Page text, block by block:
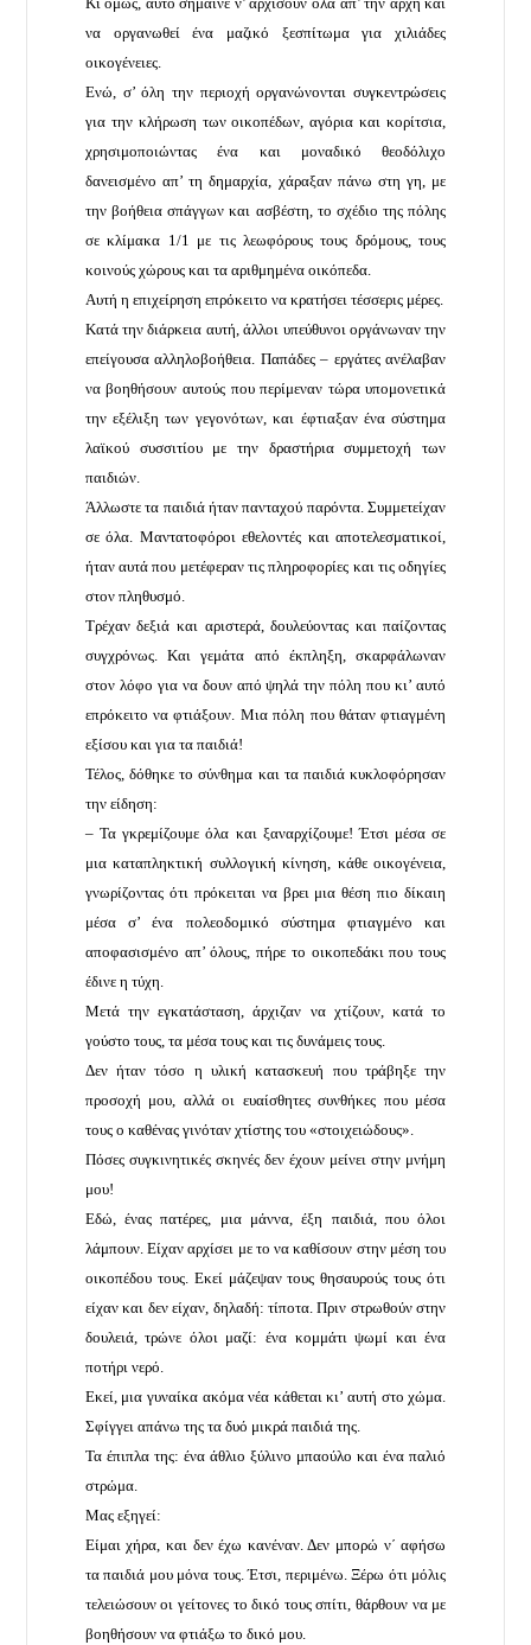
Κι όμως, αυτό σήμαινε ν’ αρχίσουν όλα απ’ την αρχή και
να οργανωθεί ένα μαζικό ξεσπίτωμα για χιλιάδες
οικογένειες.
Ενώ, σ’ όλη την περιοχή οργανώνονται συγκεντρώσεις
για την κλήρωση των οικοπέδων, αγόρια και κορίτσια,
χρησιμοποιώντας ένα και μοναδικό θεοδόλιχο
δανεισμένο απ’ τη δημαρχία, χάραξαν πάνω στη γη, με
την βοήθεια σπάγγων και ασβέστη, το σχέδιο της πόλης
σε κλίμακα 1/1 με τις λεωφόρους τους δρόμους, τους
κοινούς χώρους και τα αριθμημένα οικόπεδα.
Αυτή η επιχείρηση επρόκειτο να κρατήσει τέσσερις μέρες.
Κατά την διάρκεια αυτή, άλλοι υπεύθυνοι οργάνωναν την
επείγουσα αλληλοβοήθεια. Παπάδες – εργάτες ανέλαβαν
να βοηθήσουν αυτούς που περίμεναν τώρα υπομονετικά
την εξέλιξη των γεγονότων, και έφτιαξαν ένα σύστημα
λαϊκού συσσιτίου με την δραστήρια συμμετοχή των
παιδιών.
Άλλωστε τα παιδιά ήταν πανταχού παρόντα. Συμμετείχαν
σε όλα. Μαντατοφόροι εθελοντές και αποτελεσματικοί,
ήταν αυτά που μετέφεραν τις πληροφορίες και τις οδηγίες
στον πληθυσμό.
Τρέχαν δεξιά και αριστερά, δουλεύοντας και παίζοντας
συγχρόνως. Και γεμάτα από έκπληξη, σκαρφάλωναν
στον λόφο για να δουν από ψηλά την πόλη που κι’ αυτό
επρόκειτο να φτιάξουν. Μια πόλη που θάταν φτιαγμένη
εξίσου και για τα παιδιά!
Τέλος, δόθηκε το σύνθημα και τα παιδιά κυκλοφόρησαν
την είδηση:
– Τα γκρεμίζουμε όλα και ξαναρχίζουμε! Έτσι μέσα σε
μια καταπληκτική συλλογική κίνηση, κάθε οικογένεια,
γνωρίζοντας ότι πρόκειται να βρει μια θέση πιο δίκαιη
μέσα σ’ ένα πολεοδομικό σύστημα φτιαγμένο και
αποφασισμένο απ’ όλους, πήρε το οικοπεδάκι που τους
έδινε η τύχη.
Μετά την εγκατάσταση, άρχιζαν να χτίζουν, κατά το
γούστο τους, τα μέσα τους και τις δυνάμεις τους.
Δεν ήταν τόσο η υλική κατασκευή που τράβηξε την
προσοχή μου, αλλά οι ευαίσθητες συνθήκες που μέσα
τους ο καθένας γινόταν χτίστης του «στοιχειώδους».
Πόσες συγκινητικές σκηνές δεν έχουν μείνει στην μνήμη
μου!
Εδώ, ένας πατέρες, μια μάννα, έξη παιδιά, που όλοι
λάμπουν. Είχαν αρχίσει με το να καθίσουν στην μέση του
οικοπέδου τους. Εκεί μάζεψαν τους θησαυρούς τους ότι
είχαν και δεν είχαν, δηλαδή: τίποτα. Πριν στρωθούν στην
δουλειά, τρώνε όλοι μαζί: ένα κομμάτι ψωμί και ένα
ποτήρι νερό.
Εκεί, μια γυναίκα ακόμα νέα κάθεται κι’ αυτή στο χώμα.
Σφίγγει απάνω της τα δυό μικρά παιδιά της.
Τα έπιπλα της: ένα άθλιο ξύλινο μπαούλο και ένα παλιό
στρώμα.
Μας εξηγεί:
Είμαι χήρα, και δεν έχω κανέναν. Δεν μπορώ ν΄ αφήσω
τα παιδιά μου μόνα τους. Έτσι, περιμένω. Ξέρω ότι μόλις
τελειώσουν οι γείτονες το δικό τους σπίτι, θάρθουν να με
βοηθήσουν να φτιάξω το δικό μου.